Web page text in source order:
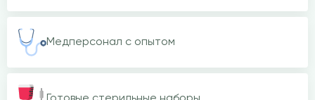
Медперсонал с опытом